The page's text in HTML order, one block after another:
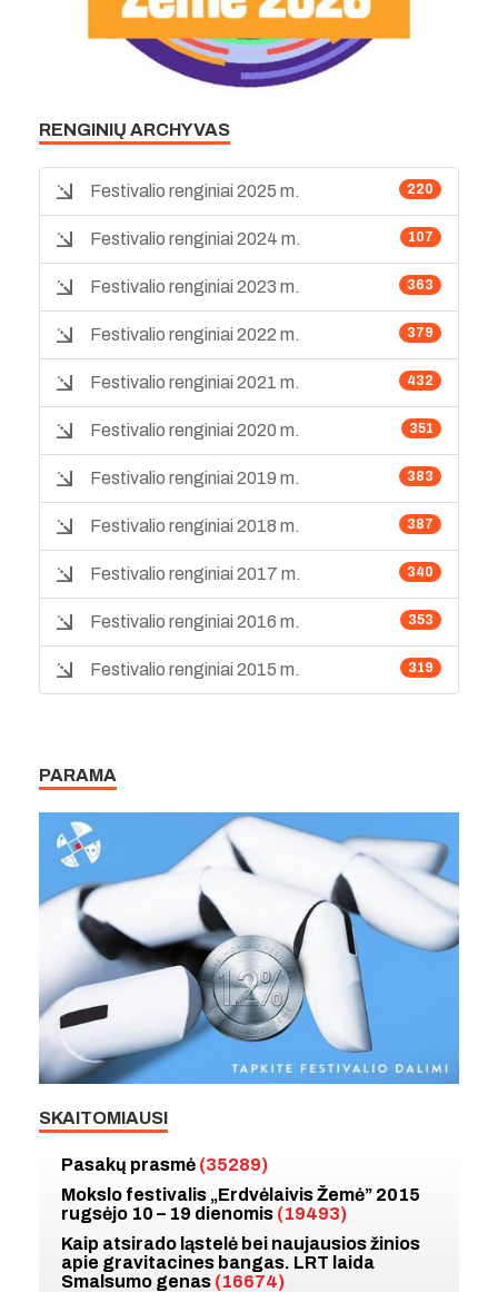
RENGINIŲ ARCHYVAS
220
Festivalio renginiai 2025 m.
107
Festivalio renginiai 2024 m.
363
Festivalio renginiai 2023 m.
379
Festivalio renginiai 2022 m.
432
Festivalio renginiai 2021 m.
351
Festivalio renginiai 2020 m.
383
Festivalio renginiai 2019 m.
387
Festivalio renginiai 2018 m.
340
Festivalio renginiai 2017 m.
353
Festivalio renginiai 2016 m.
319
Festivalio renginiai 2015 m.
PARAMA
SKAITOMIAUSI
Pasakų prasmė (35289)
Mokslo festivalis „Erdvėlaivis Žemė” 2015
rugsėjo 10 – 19 dienomis (19493)
Kaip atsirado ląstelė bei naujausios žinios
apie gravitacines bangas. LRT laida
Smalsumo genas (16674)